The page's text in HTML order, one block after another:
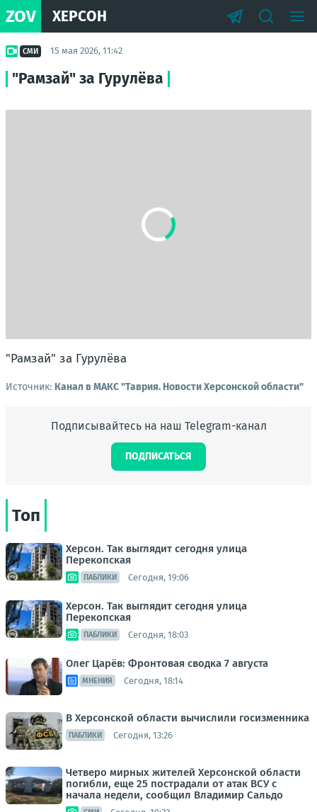
ZOV ХЕРСОН
СМИ 15 мая 2026, 11:42
"Рамзай" за Гурулёва
"Рамзай" за Гурулёва
Источник: Канал в МАКС "Таврия. Новости Херсонской области"
Подписывайтесь на наш Telegram-канал
ПОДПИСАТЬСЯ
Топ
Херсон. Так выглядит сегодня улица
Перекопская
ПАБЛИКИ Сегодня, 19:06
Херсон. Так выглядит сегодня улица
Перекопская
ПАБЛИКИ Сегодня, 18:03
Олег Царёв: Фронтовая сводка 7 августа
МНЕНИЯ Сегодня, 18:14
В Херсонской области вычислили госизменника
ПАБЛИКИ Сегодня, 13:26
Четверо мирных жителей Херсонской области
погибли, еще 25 пострадали от атак ВСУ с
начала недели, сообщил Владимир Сальдо